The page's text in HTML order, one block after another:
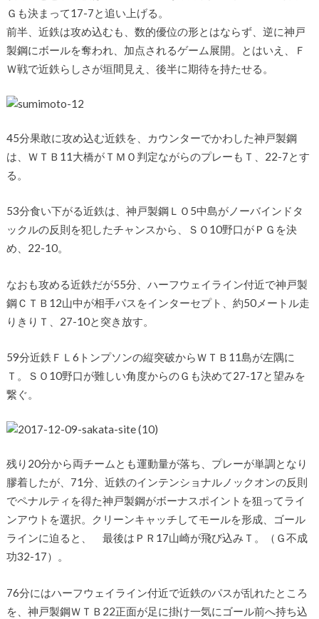
Ｇも決まって17-7と追い上げる。
前半、近鉄は攻め込むも、数的優位の形とはならず、逆に神戸
製鋼にボールを奪われ、加点されるゲーム展開。とはいえ、Ｆ
Ｗ戦で近鉄らしさが垣間見え、後半に期待を持たせる。
45分果敢に攻め込む近鉄を、カウンターでかわした神戸製鋼
は、ＷＴＢ11大橋がＴＭＯ判定ながらのプレーもＴ、22-7とす
る。
53分食い下がる近鉄は、神戸製鋼ＬＯ5中島がノーバインドタ
ックルの反則を犯したチャンスから、ＳＯ10野口がＰＧを決
め、22-10。
なおも攻める近鉄だが55分、ハーフウェイライン付近で神戸製
鋼ＣＴＢ12山中が相手パスをインターセプト、約50メートル走
りきりＴ、27-10と突き放す。
59分近鉄ＦＬ6トンプソンの縦突破からＷＴＢ11島が左隅に
Ｔ。ＳＯ10野口が難しい角度からのＧも決めて27-17と望みを
繋ぐ。
残り20分から両チームとも運動量が落ち、プレーが単調となり
膠着したが、71分、近鉄のインテンショナルノックオンの反則
でペナルティを得た神戸製鋼がボーナスポイントを狙ってライ
ンアウトを選択。クリーンキャッチしてモールを形成、ゴール
ラインに迫ると、 最後はＰＲ17山崎が飛び込みＴ。（Ｇ不成
功32-17）。
76分にはハーフウェイライン付近で近鉄のパスが乱れたところ
を、神戸製鋼ＷＴＢ22正面が足に掛け一気にゴール前へ持ち込